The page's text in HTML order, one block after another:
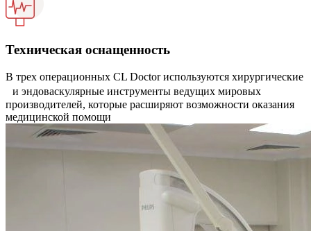
Техническая оснащенность
В трех операционных CL Doctor используются хирургические
и эндоваскулярные инструменты ведущих мировых
производителей, которые расширяют возможности оказания
медицинской помощи